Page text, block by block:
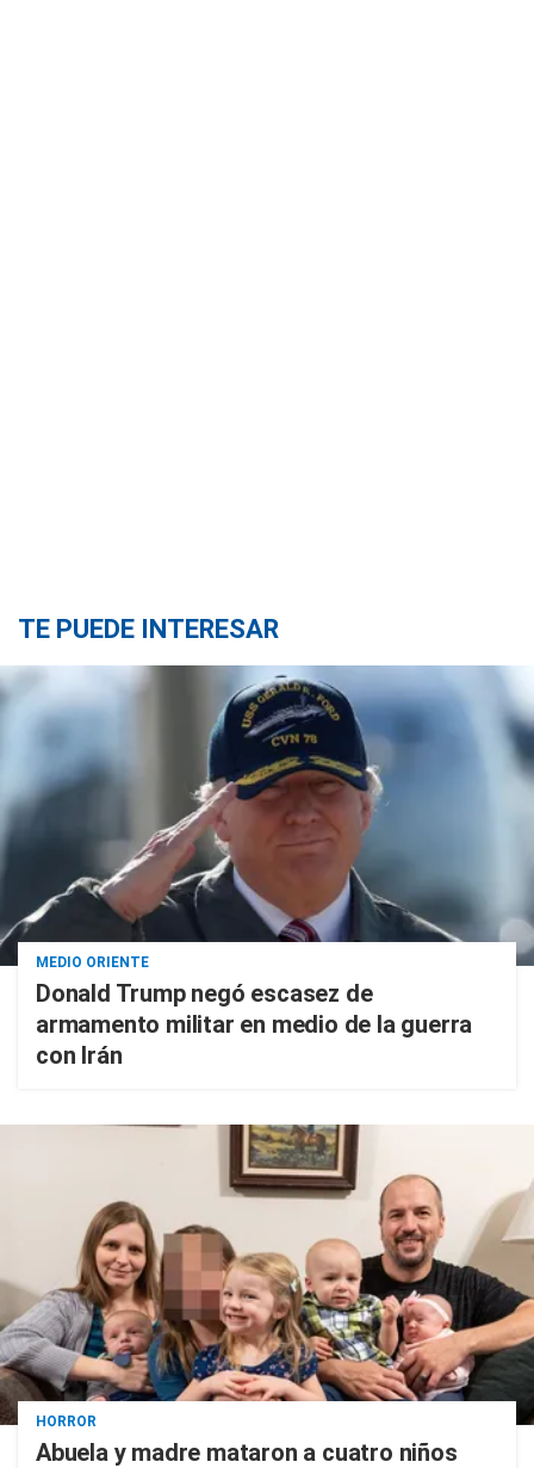
TE PUEDE INTERESAR
MEDIO ORIENTE
Donald Trump negó escasez de
armamento militar en medio de la guerra
con Irán
HORROR
Abuela y madre mataron a cuatro niños